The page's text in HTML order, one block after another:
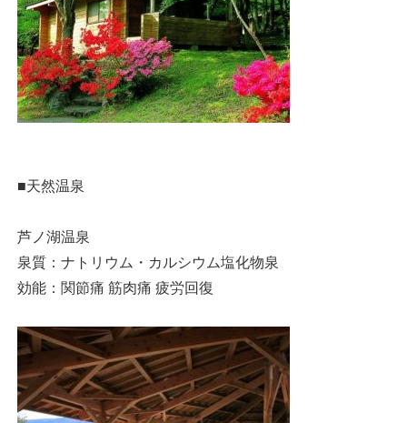
■天然温泉
芦ノ湖温泉
泉質：ナトリウム・カルシウム塩化物泉
効能：関節痛 筋肉痛 疲労回復